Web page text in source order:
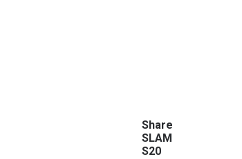
Share
SLAM
S20